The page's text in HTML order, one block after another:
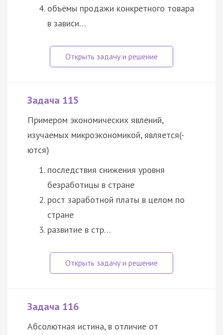
объёмы продажи конкретного товара
в зависи…
Задача 115
Примером экономических явлений,
изучаемых микроэкономикой, является(-
ются)
последствия снижения уровня
безработицы в стране
рост заработной платы в целом по
стране
развитие в стр…
Задача 116
Абсолютная истина, в отличие от